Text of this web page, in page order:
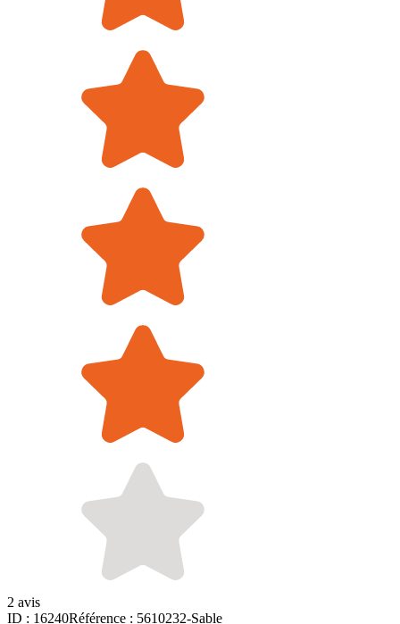
2 avis
ID : 16240Référence : 5610232-Sable